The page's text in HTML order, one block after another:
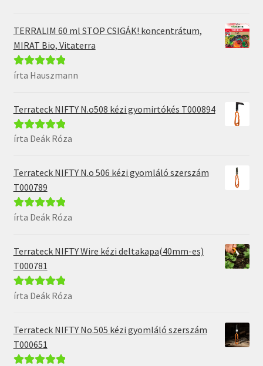
TERRALIM 60 ml STOP CSIGÁK! koncentrátum,
MIRAT Bio, Vitaterra
Értékelés:5/
írta Hauszmann
Terrateck NIFTY N.o508 kézi gyomirtókés T000894
Értékelés: 5/
írta Deák Róza
Terrateck NIFTY N.o 506 kézi gyomláló szerszám
T000789
Értékelés: 5/
írta Deák Róza
Terrateck NIFTY Wire kézi deltakapa(40mm-es)
T000781
Értékelés: 5/
írta Deák Róza
Terrateck NIFTY No.505 kézi gyomláló szerszám
T000651